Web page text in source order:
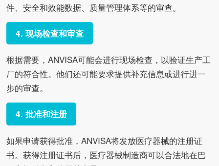
件、安全和效能数据、质量管理体系等的审查。
4. 现场检查和审查
根据需要，ANVISA可能会进行现场检查，以验证生产工
厂的符合性。他们还可能要求提供补充信息或进行进一
步的审查。
4. 批准和注册
如果申请获得批准，ANVISA将发放医疗器械的注册证
书。获得注册证书后，医疗器械制造商可以合法地在巴